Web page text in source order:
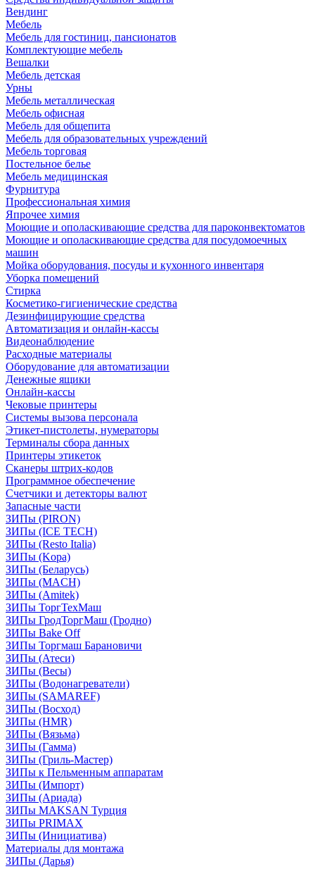
Вендинг
Мебель
Мебель для гостиниц, пансионатов
Комплектующие мебель
Вешалки
Мебель детская
Урны
Мебель металлическая
Мебель офисная
Мебель для общепита
Мебель для образовательных учреждений
Мебель торговая
Постельное белье
Мебель медицинская
Фурнитура
Профессиональная химия
Япрочее химия
Моющие и ополаскивающие средства для пароконвектоматов
Моющие и ополаскивающие средства для посудомоечных
машин
Мойка оборудования, посуды и кухонного инвентаря
Уборка помещений
Стирка
Косметико-гигиенические средства
Дезинфицирующие средства
Автоматизация и онлайн-кассы
Видеонаблюдение
Расходные материалы
Оборудование для автоматизации
Денежные ящики
Онлайн-кассы
Чековые принтеры
Системы вызова персонала
Этикет-пистолеты, нумераторы
Терминалы сбора данных
Принтеры этикеток
Сканеры штрих-кодов
Программное обеспечение
Счетчики и детекторы валют
Запасные части
ЗИПы (PIRON)
ЗИПы (ICE TECH)
ЗИПы (Resto Italia)
ЗИПы (Kopa)
ЗИПы (Беларусь)
ЗИПы (MACH)
ЗИПы (Amitek)
ЗИПы ТоргТехМаш
ЗИПы ГродТоргМаш (Гродно)
ЗИПы Bake Off
ЗИПы Торгмаш Барановичи
ЗИПы (Атеси)
ЗИПы (Весы)
ЗИПы (Водонагреватели)
ЗИПы (SAMAREF)
ЗИПы (Восход)
ЗИПы (HMR)
ЗИПы (Вязьма)
ЗИПы (Гамма)
ЗИПы (Гриль-Мастер)
ЗИПы к Пельменным аппаратам
ЗИПы (Импорт)
ЗИПы (Ариада)
ЗИПы MAKSAN Турция
ЗИПы PRIMAX
ЗИПы (Инициатива)
Материалы для монтажа
ЗИПы (Дарья)